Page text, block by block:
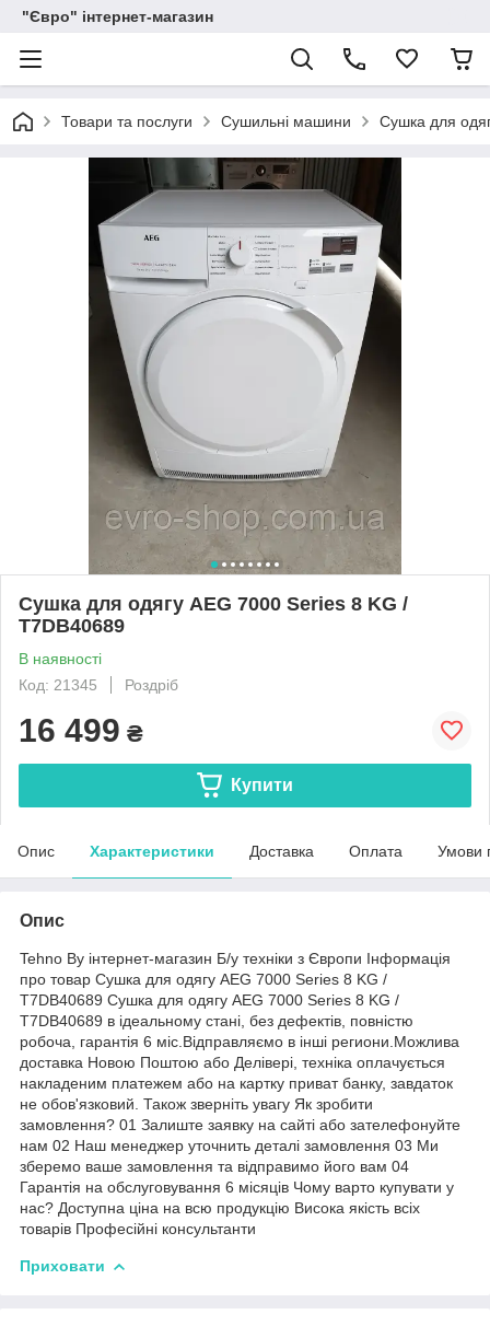
"Євро" інтернет-магазин
Товари та послуги Сушильні машини Сушка для
Сушка для одягу AEG 7000 Series 8 KG /
T7DB40689
В наявності
Код: 21345
Роздріб
16 499 ₴
Купити
Опис Характеристики Доставка Оплата Умови
Опис
Tehno By інтернет-магазин Б/у техніки з Європи Інформація
про товар Сушка для одягу AEG 7000 Series 8 KG /
T7DB40689 Сушка для одягу AEG 7000 Series 8 KG /
T7DB40689 в ідеальному стані, без дефектів, повністю
робоча, гарантія 6 міс.Відправляємо в інші региони.Можлива
доставка Новою Поштою або Делівері, техніка оплачується
накладеним платежем або на картку приват банку, завдаток
не обов'язковий. Також зверніть увагу Як зробити
замовлення? 01 Залиште заявку на сайті або зателефонуйте
нам 02 Наш менеджер уточнить деталі замовлення 03 Ми
зберемо ваше замовлення та відправимо його вам 04
Гарантія на обслуговування 6 місяців Чому варто купувати у
нас? Доступна ціна на всю продукцію Висока якість всіх
товарів Професійні консультанти
Приховати